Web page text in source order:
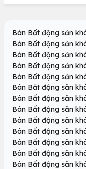
Bán Bất động sản
Bán Bất động sản
Bán Bất động sản
Bán Bất động sản
Bán Bất động sản
Bán Bất động sản
Bán Bất động sản
Bán Bất động sản
Bán Bất động sản
Bán Bất động sản
Bán Bất động sản
Bán Bất động sản
Bán Bất động sản